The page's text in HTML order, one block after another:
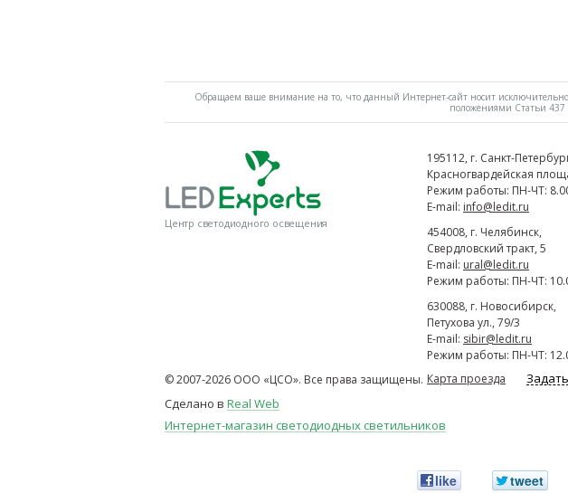
Обращаем ваше внимание на то, что данный Интернет-сайт носит
положениями Статьи 437
Центр светодиодного освещения
195112, г. Cанкт-
Красногвардейская
Режим работы: ПН-ЧТ:
E-mail: info@ledit.ru
454008, г. Челябинск,
Свердловский тракт, 5
E-mail: ural@ledit.ru
Режим работы: ПН-ЧТ:
630088, г. Новосибирск,
Петухова ул., 79/3
E-mail: sibir@ledit.ru
Режим работы: ПН-ЧТ:
Карта проезда
© 2007-2026 ООО «ЦСО». Все права защищены.
Сделано в Real Web
Интернет-магазин светодиодных светильников
like tweet